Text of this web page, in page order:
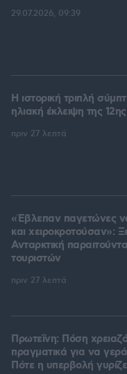
29.07.2026, 09:39
Η ιστορική τριπλή
ηλιακή έκλειψη της
πριν 27 λεπτά
«Έβλεπαν παγετώνες
και χειροκροτούσαν»:
Ανταρκτική
τουριστών
πριν 27 λεπτά
Πρωτεΐνη: Πόση
πραγματικά για να
Πότε η υπερβολή